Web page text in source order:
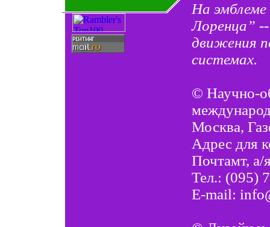
На
Лоренца”
движения
системах.
© Научно-
Москва,
Адрес для
Почтамт, а/
Тел.: (095)
E-mail: